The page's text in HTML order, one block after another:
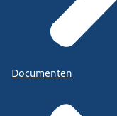
Documenten